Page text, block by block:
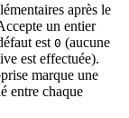
après le
un entier
est 0 (aucune
est effectuée).
marque une
entre chaque